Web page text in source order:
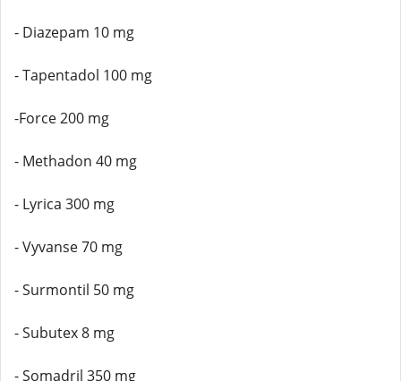
- Diazepam 10 mg
- Tapentadol 100 mg
-Force 200 mg
- Methadon 40 mg
- Lyrica 300 mg
- Vyvanse 70 mg
- Surmontil 50 mg
- Subutex 8 mg
- Somadril 350 mg